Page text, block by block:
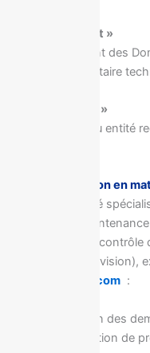
1.5 « Sous-traitant »
Toute entité traitant des
(hébergeur, prestataire
1.6 « Destinataire »
Toute personne ou entité
2 – Rôle d’Anyvision en
, société
(installation et
alarmes intrusion,
solutions de supervision),
www.anyvisions.com :
la gestion des
la réalisation de